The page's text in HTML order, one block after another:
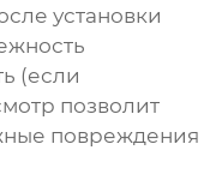
установки
(если
позволит
повреждения